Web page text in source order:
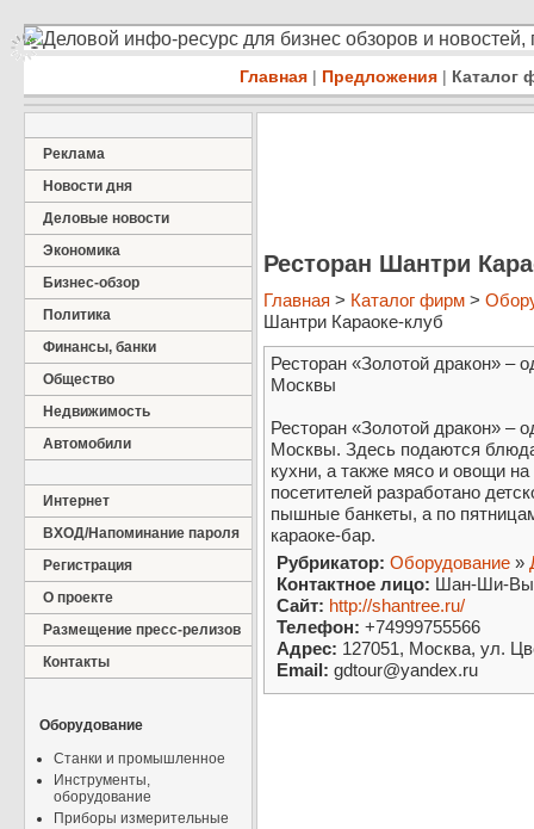
Деловой инфо-ресурс для бизнес обзоров и
Главная | Предложения | Каталог
Реклама
Новости дня
Деловые новости
Экономика
Бизнес-обзор
Политика
Финансы, банки
Общество
Недвижимость
Автомобили
Интернет
ВХОД/Напоминание пароля
Регистрация
О проекте
Размещение пресс-релизов
Контакты
Оборудование
Станки и промышленное
Инструменты,
оборудование
Приборы измерительные
Ресторан Шантри
Главная > Каталог фирм >
Шантри Караоке-клуб
Ресторан «Золотой дракон» –
Москвы
Ресторан «Золотой дракон» –
Москвы. Здесь подаются
кухни, а также мясо и овощи
посетителей разработано
пышные банкеты, а по
караоке-бар.
Рубрикатор: Оборудование »
Контактное лицо: Шан-Ши-
Сайт: http://shantree.ru/
Телефон: +74999755566
Адрес: 127051, Москва, ул.
Email: gdtour@yandex.ru